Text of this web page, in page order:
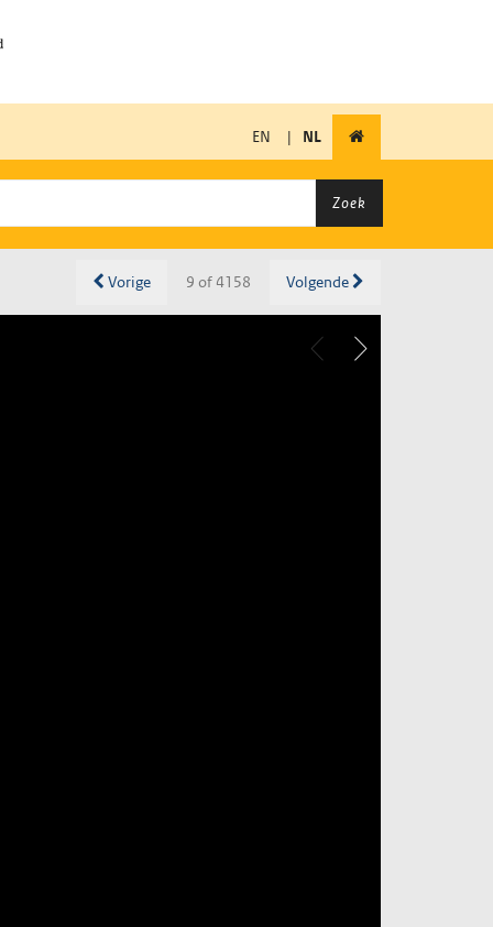
EN | NL
Zoek
Vorige 9 of 4158 Volgende